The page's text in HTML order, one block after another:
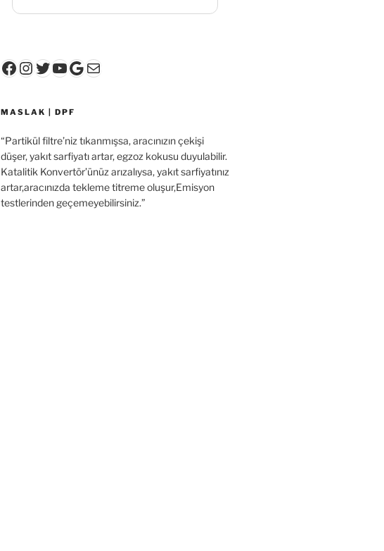
Facebook
Instagram
Twitter
YouTube
Google
E-posta
MASLAK | DPF
“Partikül filtre’niz tıkanmışsa, aracınızın çekişi
düşer, yakıt sarfiyatı artar, egzoz kokusu duyulabilir.
Katalitik Konvertör’ünüz arızalıysa, yakıt sarfiyatınız
artar,aracınızda tekleme titreme oluşur,Emisyon
testlerinden geçemeyebilirsiniz.”